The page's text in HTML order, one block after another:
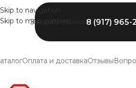
Skip to navigation
Skip to main content
Заказать звонок 8 (917) 965-
Оплата и доставкаОтзывы